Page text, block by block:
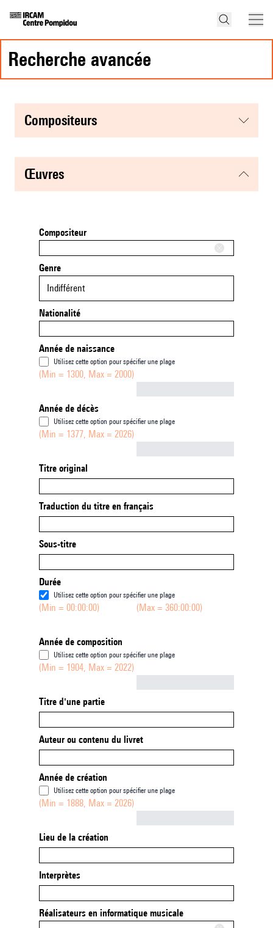
recherche avancée
compositeurs
œuvres
Compositeur
Genre
Indifférent
Nationalité
Année de naissance
Utilisez cette option pour spécifier une plage
(Min = 1300, Max = 2000)
Année de décès
Utilisez cette option pour spécifier une plage
(Min = 1377, Max = 2026)
Titre original
Traduction du titre en français
Sous-titre
Durée
Utilisez cette option pour spécifier une plage
(Min = 00:00:00) (Max = 360:00:00)
Année de composition
Utilisez cette option pour spécifier une plage
(Min = 1904, Max = 2022)
Titre d'une partie
Auteur ou contenu du livret
Année de création
Utilisez cette option pour spécifier une plage
(Min = 1888, Max = 2026)
Lieu de la création
Interprètes
Réalisateurs en informatique musicale